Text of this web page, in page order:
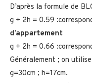
D’après la formule de
g + 2h = 0.59
d’appartement
g + 2h = 0.66
Généralement ; on
g=30cm ; h=17cm.